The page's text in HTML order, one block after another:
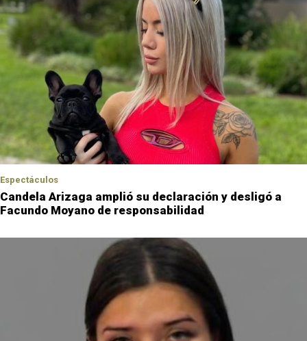
Espectáculos
Candela Arizaga amplió su declaración y desligó a
Facundo Moyano de responsabilidad